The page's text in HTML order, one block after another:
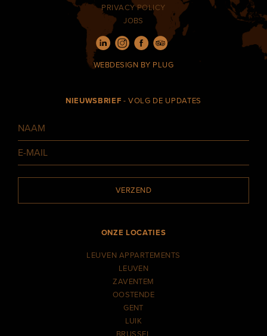
PRIVACY POLICY
JOBS
WEBDESIGN BY PLUG
NIEUWSBRIEF - VOLG DE UPDATES
VERZEND
ONZE LOCATIES
LEUVEN APPARTEMENTS
LEUVEN
ZAVENTEM
OOSTENDE
GENT
LUIK
BRUSSEL